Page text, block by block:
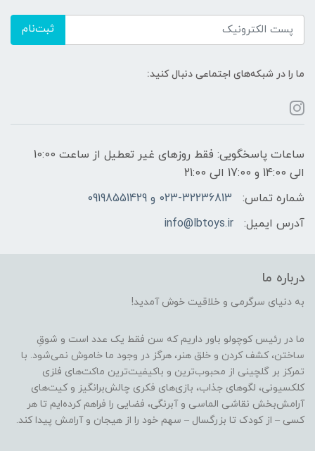
ثبت‌نام
ما را در شبکه‌های اجتماعی دنبال کنید:
ساعات پاسخگویی: فقط روزهای غیر تعطیل از ساعت 10:00
الی 14:00 و 17:00 الی 21:00
شماره تماس:
023-32236813 و 09198551429
آدرس ایمیل:
info@lbtoys.ir
درباره ما
به دنیای سرگرمی و خلاقیت خوش آمدید!
ما در رئیس کوچولو باور داریم که سن فقط یک عدد است و شوقِ
ساختن، کشف کردن و خلق هنر، هرگز در وجود ما خاموش نمی‌شود. با
تمرکز بر گلچینی از محبوب‌ترین و باکیفیت‌ترین ماکت‌های فلزی
کلکسیونی، لگوهای جذاب، بازی‌های فکری چالش‌برانگیز و کیت‌های
آرامش‌بخش نقاشی الماسی و آبرنگی، فضایی را فراهم کرده‌ایم تا هر
کسی – از کودک تا بزرگسال – سهم خود را از هیجان و آرامش پیدا کند.